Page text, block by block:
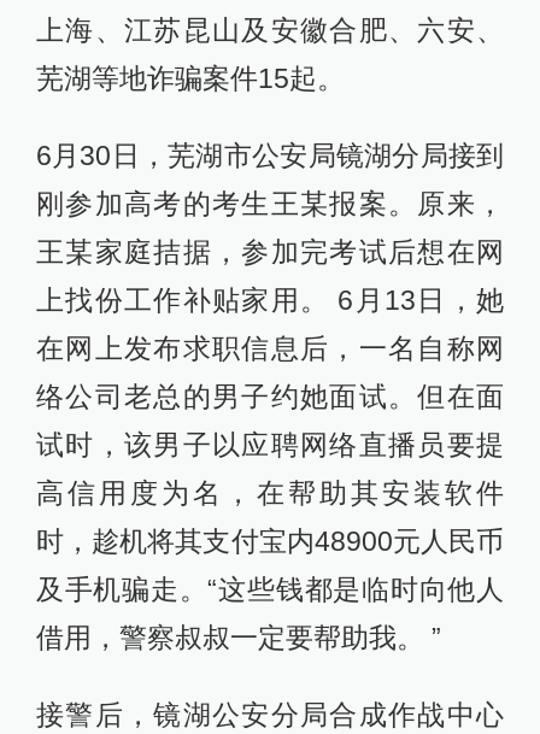
上海、江苏昆山及安徽合肥、六安、
芜湖等地诈骗案件15起。
6月30日，芜湖市公安局镜湖分局接到
刚参加高考的考生王某报案。原来，
王某家庭拮据，参加完考试后想在网
上找份工作补贴家用。 6月13日，她
在网上发布求职信息后，一名自称网
络公司老总的男子约她面试。但在面
试时，该男子以应聘网络直播员要提
高信用度为名，在帮助其安装软件
时，趁机将其支付宝内48900元人民币
及手机骗走。“这些钱都是临时向他人
借用，警察叔叔一定要帮助我。 ”
接警后，镜湖公安分局合成作战中心